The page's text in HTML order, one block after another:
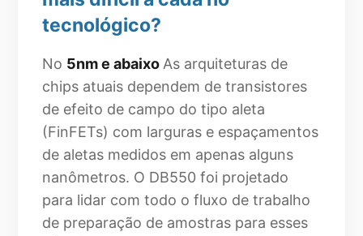
tecnológico?
No 5nm e abaixoAs arquiteturas de
chips atuais dependem de transistores
de efeito de campo do tipo aleta
(FinFETs) com larguras e espaçamentos
de aletas medidos em apenas alguns
nanômetros. O DB550 foi projetado
para lidar com todo o fluxo de trabalho
de preparação de amostras para esses